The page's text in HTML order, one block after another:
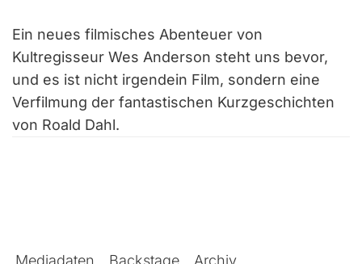
Ein neues filmisches Abenteuer von
Kultregisseur Wes Anderson steht uns bevor,
und es ist nicht irgendein Film, sondern eine
Verfilmung der fantastischen Kurzgeschichten
von Roald Dahl.
Mediadaten Backstage Archiv